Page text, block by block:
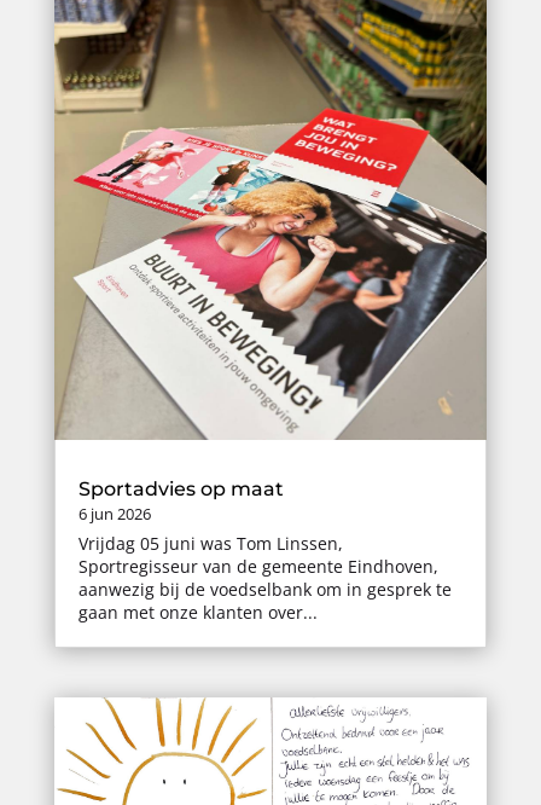
Sportadvies op maat
6 jun 2026
Vrijdag 05 juni was Tom Linssen,
Sportregisseur van de gemeente Eindhoven,
aanwezig bij de voedselbank om in gesprek te
gaan met onze klanten over...